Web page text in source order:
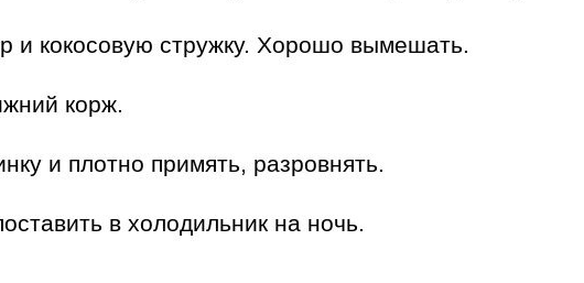
и кокосовую стружку. Хорошо вымешать.
корж.
и плотно примять, разровнять.
в холодильник на ночь.